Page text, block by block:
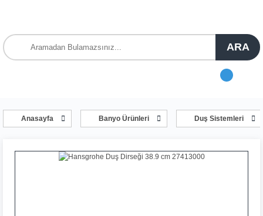
ARA
Anasayfa Banyo Ürünleri Duş Sistemleri